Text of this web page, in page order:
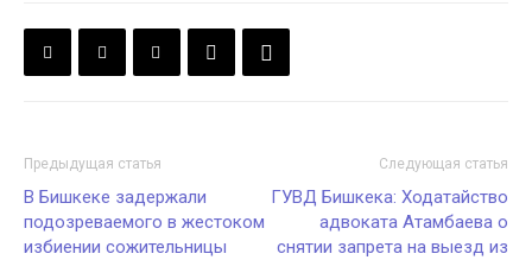
Предыдущая статья
В Бишкеке задержали
подозреваемого в жестоком
избиении сожительницы
Следующая статья
ГУВД Бишкека: Ходатайство
адвоката Атамбаева о
снятии запрета на выезд из